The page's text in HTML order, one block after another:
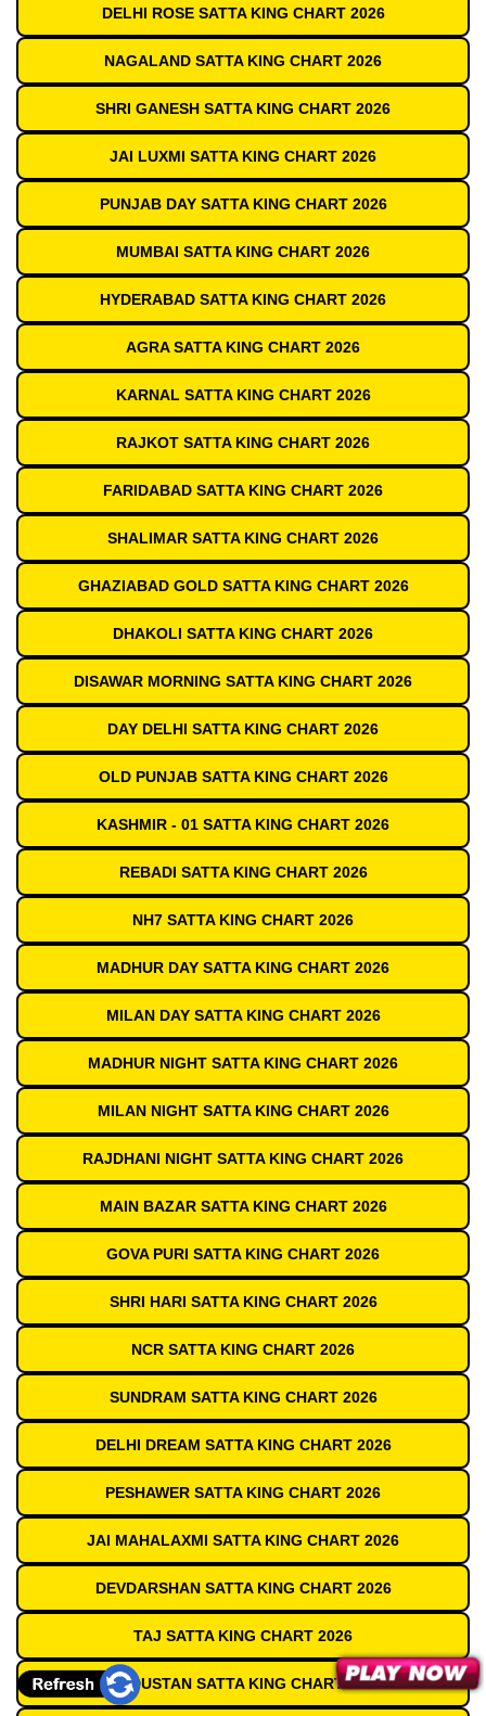
DELHI ROSE SATTA KING CHART 2026
NAGALAND SATTA KING CHART 2026
SHRI GANESH SATTA KING CHART 2026
JAI LUXMI SATTA KING CHART 2026
PUNJAB DAY SATTA KING CHART 2026
MUMBAI SATTA KING CHART 2026
HYDERABAD SATTA KING CHART 2026
AGRA SATTA KING CHART 2026
KARNAL SATTA KING CHART 2026
RAJKOT SATTA KING CHART 2026
FARIDABAD SATTA KING CHART 2026
SHALIMAR SATTA KING CHART 2026
GHAZIABAD GOLD SATTA KING CHART 2026
DHAKOLI SATTA KING CHART 2026
DISAWAR MORNING SATTA KING CHART 2026
DAY DELHI SATTA KING CHART 2026
OLD PUNJAB SATTA KING CHART 2026
KASHMIR - 01 SATTA KING CHART 2026
REBADI SATTA KING CHART 2026
NH7 SATTA KING CHART 2026
MADHUR DAY SATTA KING CHART 2026
MILAN DAY SATTA KING CHART 2026
MADHUR NIGHT SATTA KING CHART 2026
MILAN NIGHT SATTA KING CHART 2026
RAJDHANI NIGHT SATTA KING CHART 2026
MAIN BAZAR SATTA KING CHART 2026
GOVA PURI SATTA KING CHART 2026
SHRI HARI SATTA KING CHART 2026
NCR SATTA KING CHART 2026
SUNDRAM SATTA KING CHART 2026
DELHI DREAM SATTA KING CHART 2026
PESHAWER SATTA KING CHART 2026
JAI MAHALAXMI SATTA KING CHART 2026
DEVDARSHAN SATTA KING CHART 2026
TAJ SATTA KING CHART 2026
HINDUSTAN SATTA KING CHART 2026